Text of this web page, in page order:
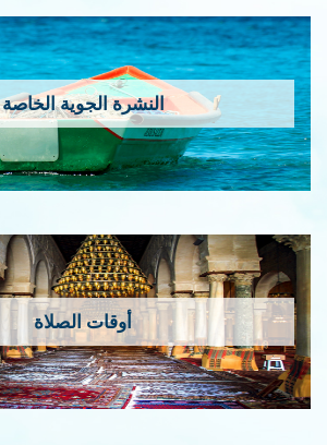
النشرة الجوية الخاصة
أوقات الصلاة